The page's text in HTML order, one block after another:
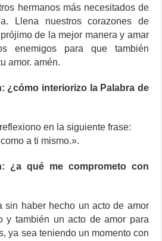
hermanos más necesitados de
Llena nuestros corazones de
de la mejor manera y amar
enemigos para que también
amor. amén.
¿cómo interiorizo la Palabra de
en la siguiente frase:
a ti mismo.».
¿a qué me comprometo con
sin haber hecho un acto de amor
y también un acto de amor para
ya sea teniendo un momento con